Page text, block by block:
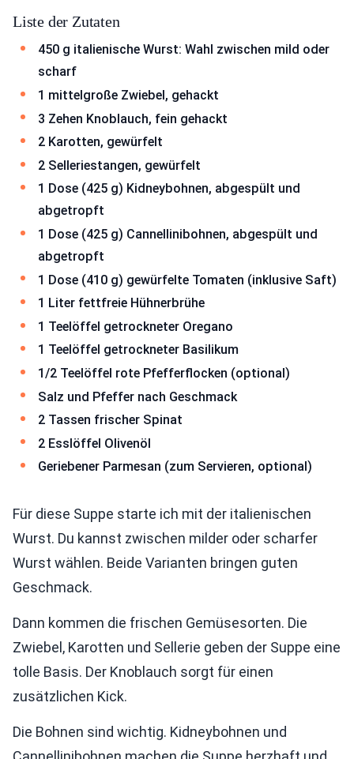
Liste der Zutaten
450 g italienische Wurst: Wahl zwischen mild oder
scharf
1 mittelgroße Zwiebel, gehackt
3 Zehen Knoblauch, fein gehackt
2 Karotten, gewürfelt
2 Selleriestangen, gewürfelt
1 Dose (425 g) Kidneybohnen, abgespült und
abgetropft
1 Dose (425 g) Cannellinibohnen, abgespült und
abgetropft
1 Dose (410 g) gewürfelte Tomaten (inklusive Saft)
1 Liter fettfreie Hühnerbrühe
1 Teelöffel getrockneter Oregano
1 Teelöffel getrockneter Basilikum
1/2 Teelöffel rote Pfefferflocken (optional)
Salz und Pfeffer nach Geschmack
2 Tassen frischer Spinat
2 Esslöffel Olivenöl
Geriebener Parmesan (zum Servieren, optional)
Für diese Suppe starte ich mit der italienischen
Wurst. Du kannst zwischen milder oder scharfer
Wurst wählen. Beide Varianten bringen guten
Geschmack.
Dann kommen die frischen Gemüsesorten. Die
Zwiebel, Karotten und Sellerie geben der Suppe eine
tolle Basis. Der Knoblauch sorgt für einen
zusätzlichen Kick.
Die Bohnen sind wichtig. Kidneybohnen und